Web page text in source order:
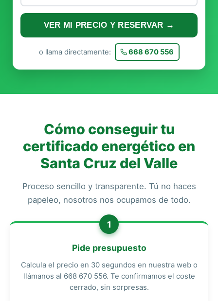
VER MI PRECIO Y RESERVAR →
o llama directamente: 668 670 556
Cómo conseguir tu
certificado energético en
Santa Cruz del Valle
Proceso sencillo y transparente. Tú no haces
papeleo, nosotros nos ocupamos de todo.
1
Pide presupuesto
Calcula el precio en 30 segundos en nuestra web o
llámanos al 668 670 556. Te confirmamos el coste
cerrado, sin sorpresas.